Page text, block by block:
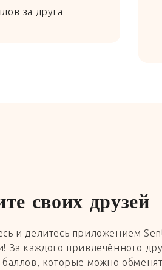
за друга
своих друзей
и делитесь приложением
За каждого привлечённого
которые можно